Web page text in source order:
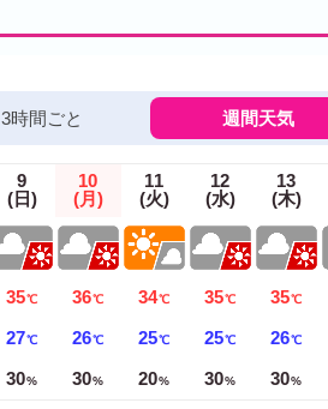
3時間ごと 週間天気
9
(日)
35℃
27℃
30%
10
(月)
36℃
26℃
30%
11
(火)
34℃
25℃
20%
12
(水)
35℃
25℃
30%
13
(木)
35℃
26℃
30%